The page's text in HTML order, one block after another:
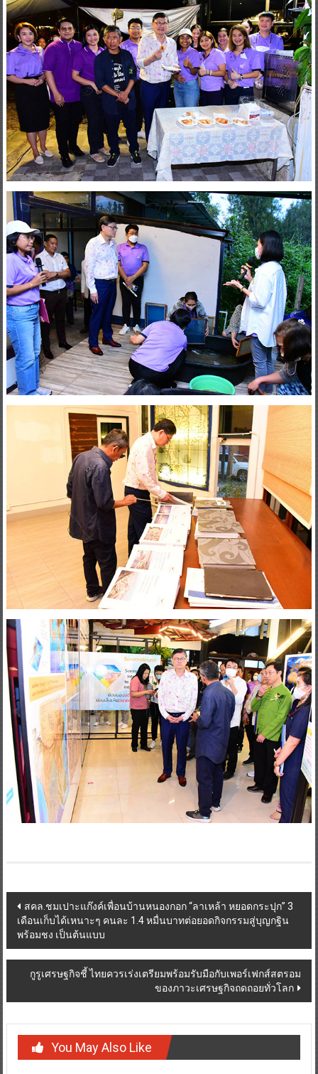
Post
navigation
สคล.ชมเปาะแก๊งค์เพื่อนบ้านหนองกอก “ลาเหล้า หยอดกระปุก” 3
เดือนเก็บได้เหนาะๆ คนละ 1.4 หมื่นบาทต่อยอดกิจกรรมสู่บุญกฐิน
พร้อมชง เป็นต้นแบบ
กูรูเศรษฐกิจชี้ ไทยควรเร่งเตรียมพร้อมรับมือกับเพอร์เฟกส์สตรอม
ของภาวะเศรษฐกิจถดถอยทั่วโลก
You May Also Like